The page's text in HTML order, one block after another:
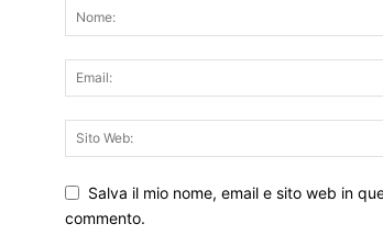
Salva il mio nome, email e sito web in
commento.